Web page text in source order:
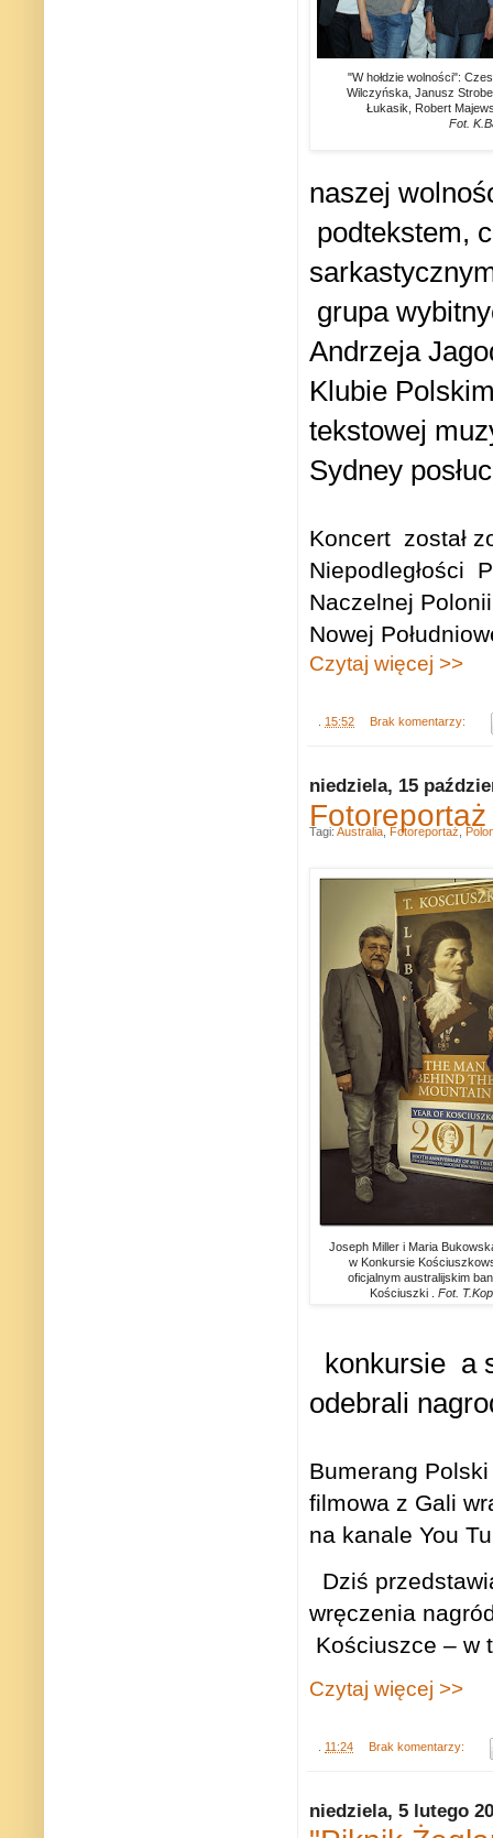
"W hołdzie wolności":
Wilczyńska, Janusz
Łukasik, Robert
Fot.
naszej
podtekstem,
grupa
Andrzeja
Klubie
tekstowej
Sydney
Koncert został
Niepodległości
Naczelnej
Nowej
Czytaj więcej >>
15:52 Brak komentarzy:
niedziela, 15
Joseph Miller i Maria
w Konkursie
oficjalnym australijskim
Kościuszki . Fot.
konkursie a
odebrali
Bumerang Polski
filmowa z Gali
na kanale You
Dziś
wręczenia
Kościuszce – w
Czytaj więcej >>
. 11:24 Brak komentarzy:
Tagi: Australia Fotoreportaż
niedziela, 5 lutego